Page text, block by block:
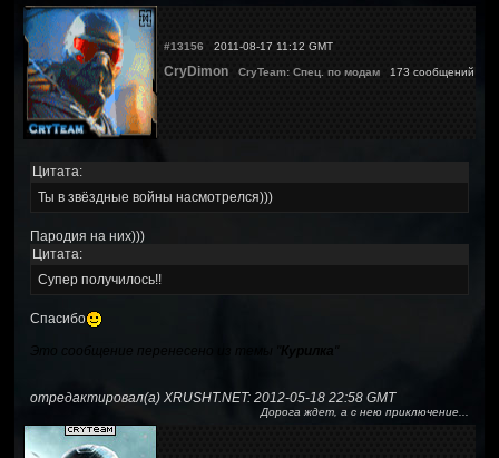
#13156 2011-08-17 11:12 GMT
CryDimon CryTeam: Спец. по модам 173 сообщений
Цитата:
Ты в звёздные войны насмотрелся)))
Пародия на них)))
Цитата:
Супер получилось!!
Спасибо
Это сообщение перенесено из темы " Курилка
отредактировал(а) XRUSHT.NET: 2012-05-18 22:58 GMT
Дорога ждет, а с нею приключение...